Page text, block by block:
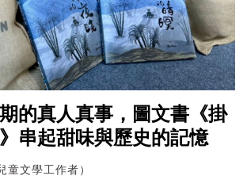
的真人真事，圖文書《掛
串起甜味與歷史的記憶
童文學工作者）